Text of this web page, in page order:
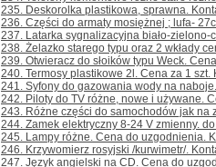
235. Deskorolka plastikowa, sprawna.
236. Części do armaty mosiężnej ; lufa-
237. Latarka sygnalizacyjna biało-zielono-
238. Żelazko starego typu oraz 2 wkłady
239. Otwieracz do słoików typu Weck.
240. Termosy plastikowe 2l. Cena za 1 szt.
241. Syfony do gazowania wody na
242. Piloty do TV różne, nowe i używane.
243. Różne części do samochodów jak na
244. Zamek elektryczny 8-24 V zmienny.
245. Lampy różne. Cena do uzgodnienia.
246. Krzywomierz rosyjski /kurwimetr/.
247. Język angielski na CD. Cena do